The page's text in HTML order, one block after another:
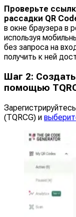
Проверьте
рассадки QR
в окне браузера в
используя
без запроса на
получить к ней
Шаг 2:
помощью
(TQRCG) и